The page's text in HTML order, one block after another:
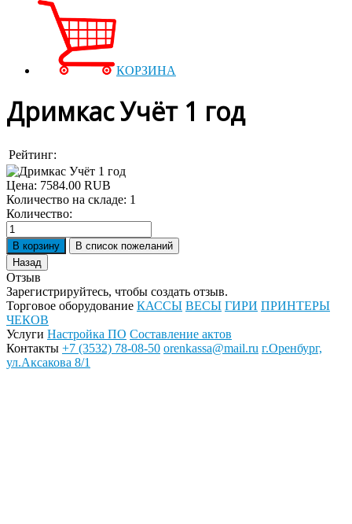
КОРЗИНА
Дримкас Учёт 1 год
Рейтинг:
Цена: 7584.00 RUB
Количество на складе: 1
Количество:
Отзыв
Зарегистрируйтесь, чтобы создать отзыв.
Торговое оборудование КАССЫ ВЕСЫ ГИРИ ПРИНТЕРЫ
ЧЕКОВ
Услуги Настройка ПО Составление актов
Контакты +7 (3532) 78-08-50 orenkassa@mail.ru г.Оренбург,
ул.Аксакова 8/1